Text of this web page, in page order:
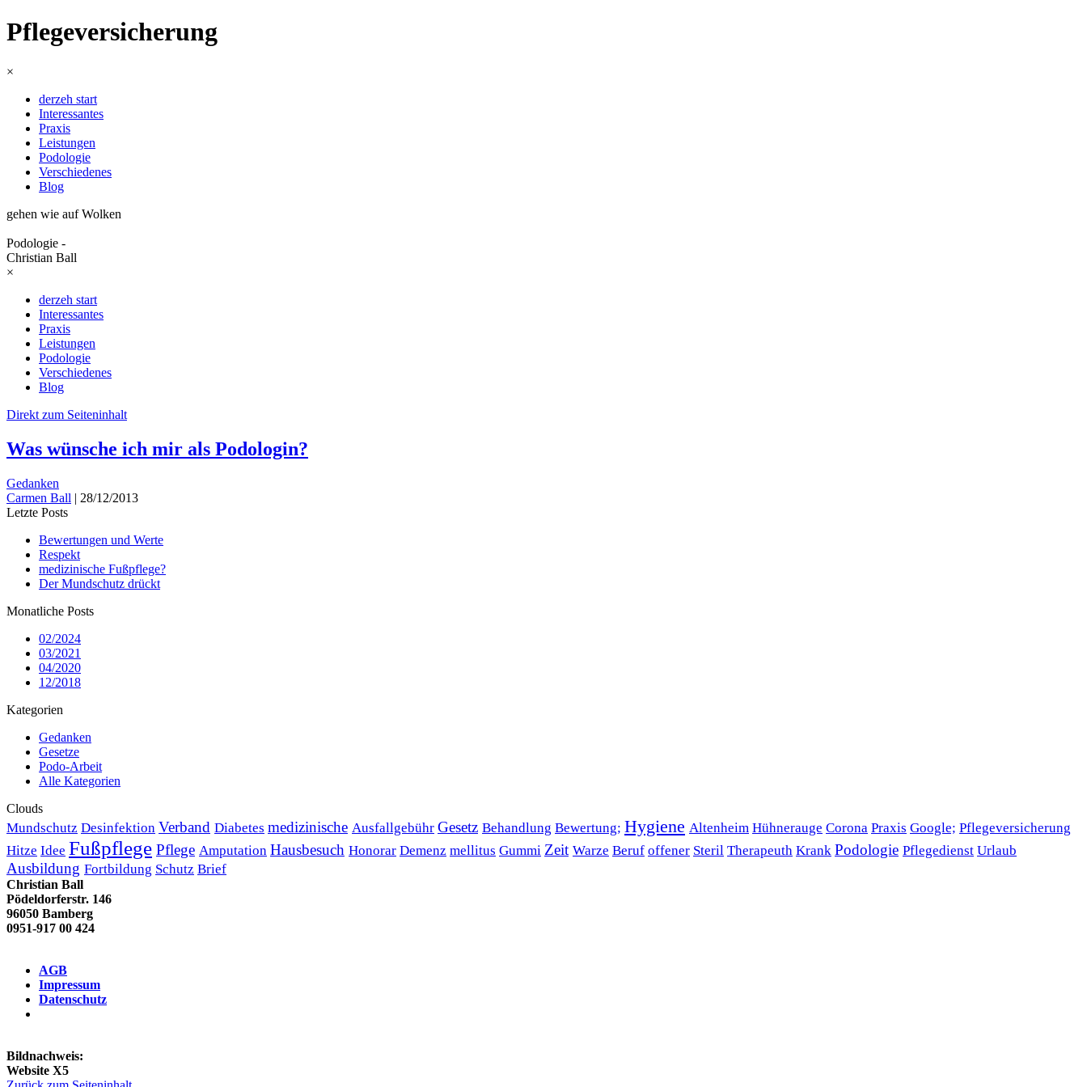
Pflegeversicherung
×
derzeh start
Interessantes
Praxis
Leistungen
Podologie
Verschiedenes
Blog
gehen wie auf Wolken
Podologie -
Christian Ball
×
derzeh start
Interessantes
Praxis
Leistungen
Podologie
Verschiedenes
Blog
Direkt zum Seiteninhalt
Was wünsche ich mir als Podologin?
Gedanken
Carmen Ball | 28/12/2013
Letzte Posts
Bewertungen und Werte
Respekt
medizinische Fußpflege?
Der Mundschutz drückt
Monatliche Posts
02/2024
03/2021
04/2020
12/2018
Kategorien
Gedanken
Gesetze
Podo-Arbeit
Alle Kategorien
Clouds
Mundschutz Desinfektion Verband Diabetes medizinische Ausfallgebühr Gesetz Behandlung Bewertung; Hygiene Altenheim Hühnerauge Corona Praxis Google; Pflegeversicherung
Hitze Idee Fußpflege Pflege Amputation Hausbesuch Honorar Demenz mellitus Gummi Zeit Warze Beruf offener Steril Therapeuth Krank Podologie Pflegedienst Urlaub
Ausbildung Fortbildung Schutz Brief
Christian Ball
Pödeldorferstr. 146
96050 Bamberg
0951-917 00 424
AGB
Impressum
Datenschutz
Bildnachweis:
Website X5